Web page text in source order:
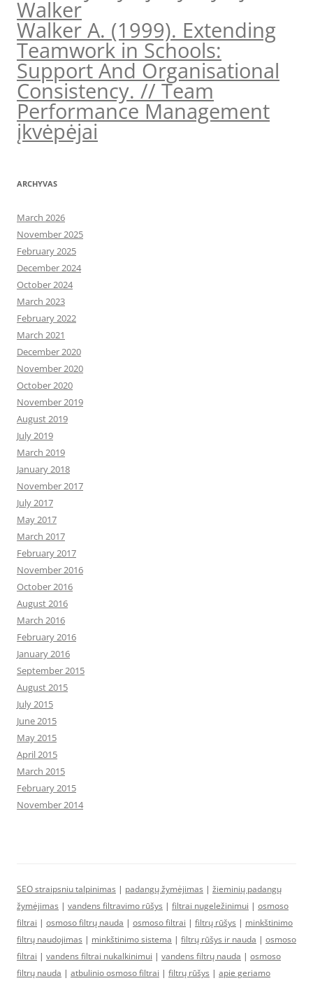
Walker
Walker A. (1999). Extending
Teamwork in Schools:
Support And Organisational
Consistency. // Team
Performance Management
įkvėpėjai
ARCHYVAS
March 2026
November 2025
February 2025
December 2024
October 2024
March 2023
February 2022
March 2021
December 2020
November 2020
October 2020
November 2019
August 2019
July 2019
March 2019
January 2018
November 2017
July 2017
May 2017
March 2017
February 2017
November 2016
October 2016
August 2016
March 2016
February 2016
January 2016
September 2015
August 2015
July 2015
June 2015
May 2015
April 2015
March 2015
February 2015
November 2014
SEO straipsniu talpinimas | padangų žymėjimas | žieminių padangų
žymėjimas | vandens filtravimo rūšys | filtrai nugeležinimui | osmoso
filtrai | osmoso filtrų nauda | osmoso filtrai | filtrų rūšys | minkštinimo
filtrų naudojimas | minkštinimo sistema | filtrų rūšys ir nauda | osmoso
filtrai | vandens filtrai nukalkinimui | vandens filtrų nauda | osmoso
filtrų nauda | atbulinio osmoso filtrai | filtrų rūšys | apie geriamo